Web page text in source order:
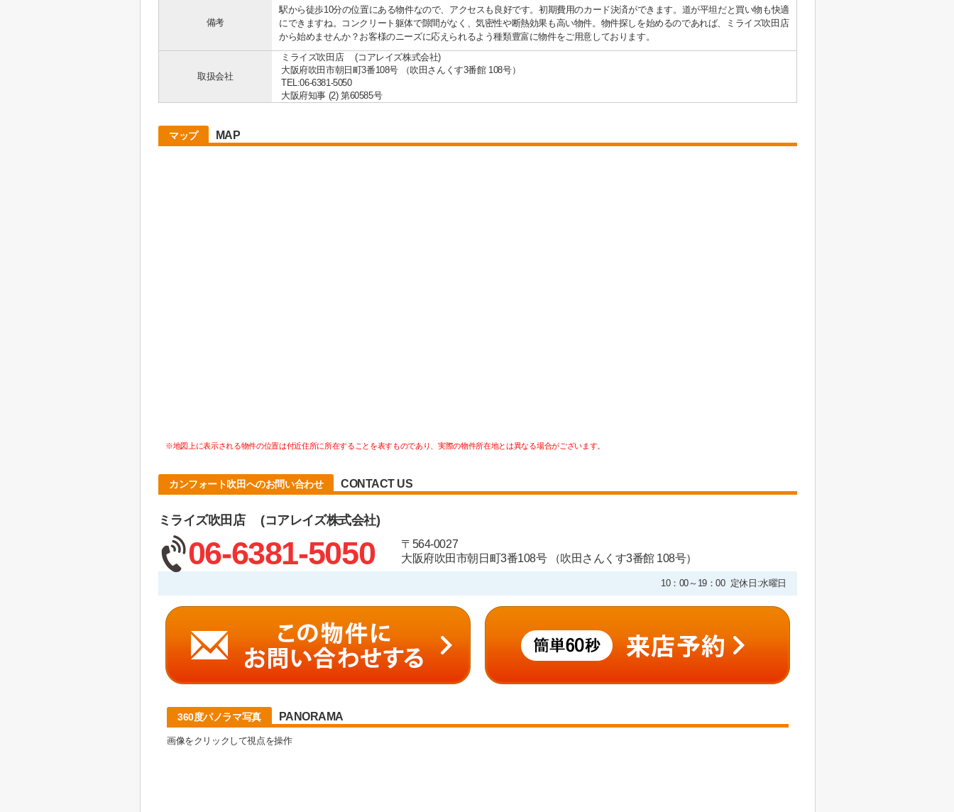
備考
駅から徒歩10分の位置にある物件なので、アクセスも良好です。初期費用のカード決済ができます。道が平坦だと買い物も快適
にできますね。コンクリート躯体で隙間がなく、気密性や断熱効果も高い物件。物件探しを始めるのであれば、ミライズ吹田店
から始めませんか？お客様のニーズに応えられるよう種類豊富に物件をご用意しております。
取扱会社
ミライズ吹田店 (コアレイズ株式会社)
大阪府吹田市朝日町3番108号 （吹田さんくす3番館 108号）
TEL:06-6381-5050
大阪府知事 (2) 第60585号
マップ MAP
※地図上に表示される物件の位置は付近住所に所在することを表すものであり、実際の物件所在地とは異なる場合がございます。
カンフォート吹田へのお問い合わせ CONTACT US
ミライズ吹田店 (コアレイズ株式会社)
06-6381-5050
〒564-0027
大阪府吹田市朝日町3番108号 （吹田さんくす3番館 108号）
10：00～19：00 定休日:水曜日
360度パノラマ写真 PANORAMA
画像をクリックして視点を操作